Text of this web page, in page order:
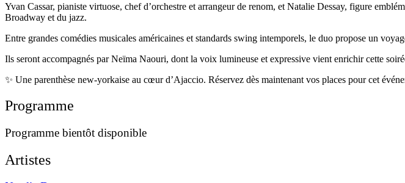
Yvan Cassar, pianiste virtuose, chef d’orchestre et arrangeur de renom, et Natalie Dessay, figure
Broadway et du jazz.
Entre grandes comédies musicales américaines et standards swing intemporels, le duo propose un
Ils seront accompagnés par Neïma Naouri, dont la voix lumineuse et expressive vient enrichir cette
✨ Une parenthèse new-yorkaise au cœur d’Ajaccio. Réservez dès maintenant vos places pour cet
Programme
Programme bientôt disponible
Artistes